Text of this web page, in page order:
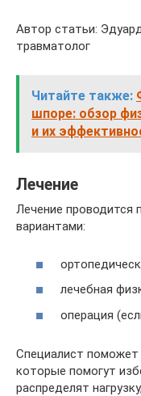
Автор статьи:
травматолог
Читайте также:
шпоре: обзор
и их
Лечение
Лечение проводится
вариантами:
лечебная
операция
Специалист поможет
которые помогут
распределят